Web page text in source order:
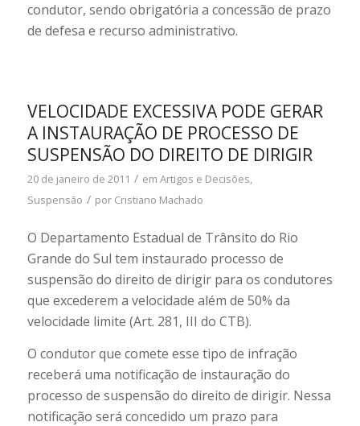
condutor, sendo obrigatória a concessão de prazo
de defesa e recurso administrativo.
VELOCIDADE EXCESSIVA PODE GERAR
A INSTAURAÇÃO DE PROCESSO DE
SUSPENSÃO DO DIREITO DE DIRIGIR
20 de janeiro de 2011 / em Artigos e Decisões,
Suspensão / por Cristiano Machado
O Departamento Estadual de Trânsito do Rio
Grande do Sul tem instaurado processo de
suspensão do direito de dirigir para os condutores
que excederem a velocidade além de 50% da
velocidade limite (Art. 281, III do CTB).
O condutor que comete esse tipo de infração
receberá uma notificação de instauração do
processo de suspensão do direito de dirigir. Nessa
notificação será concedido um prazo para